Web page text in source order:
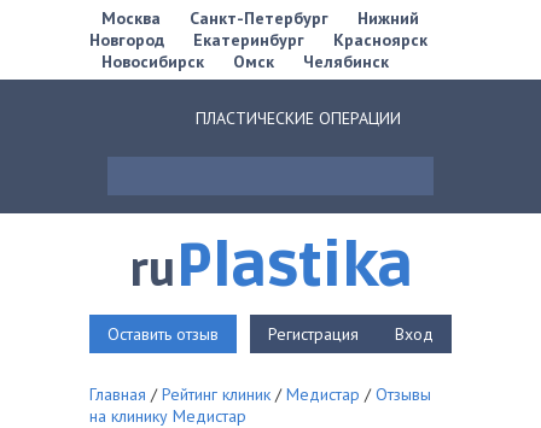
Москва Санкт-Петербург
Нижний
Новгород
Екатеринбург
Красноярск
Новосибирск
Омск Челябинск
ПЛАСТИЧЕСКИЕ ОПЕРАЦИИ
ruPlastika
Оставить отзыв Регистрация Вход
Главная / Рейтинг клиник / Медистар / Отзывы
на клинику Медистар